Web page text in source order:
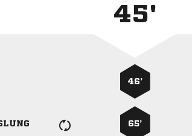
45'
46’
65’